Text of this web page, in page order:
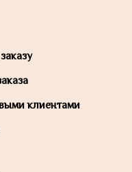
клиентами